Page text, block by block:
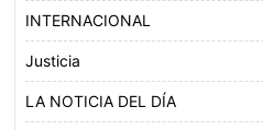
INTERNACIONAL
Justicia
LA NOTICIA DEL DÍA